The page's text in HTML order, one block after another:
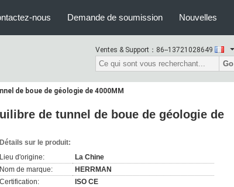
nous Demande de soumission Nouvelles
Ventes & Support： 86--13721028649
Go
de boue de géologie de 4000MM
de tunnel de boue de géologie de
Détails sur le produit:
Lieu d'origine:
La Chine
Nom de marque:
HERRMAN
Certification:
ISO CE